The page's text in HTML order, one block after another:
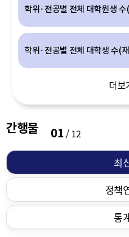
학위·전공별 전체 대학원생 수
학위·전공별 전체 대학생 수(
유
더보
간행물 01/12
최
정책
통